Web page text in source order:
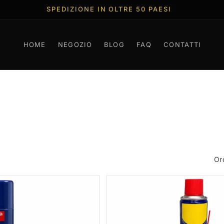
SPEDIZIONE IN OLTRE 50 PAESI
HOME NEGOZIO BLOG FAQ CONTATTI